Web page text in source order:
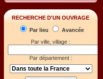
RECHERCHE D'UN OUVRAGE
Par lieu
Avancée
Par ville, village :
Par département :